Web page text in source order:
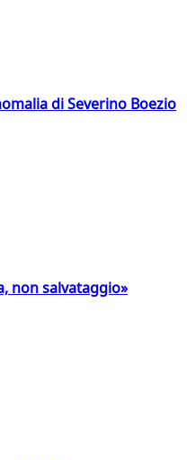
di Severino Boezio
non salvataggio»